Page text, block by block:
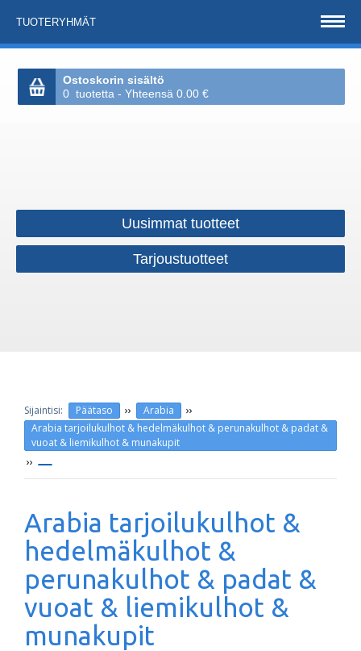
TUOTERYHMÄT
Ostoskorin sisältö
0 tuotetta - Yhteensä 0.00 €
Uusimmat tuotteet
Tarjoustuotteet
Päätaso ›› Arabia ››
Arabia tarjoilukulhot & hedelmäkulhot & perunakulhot & padat &
vuoat & liemikulhot & munakupit
››
Arabia tarjoilukulhot &
hedelmäkulhot &
perunakulhot & padat &
vuoat & liemikulhot &
munakupit